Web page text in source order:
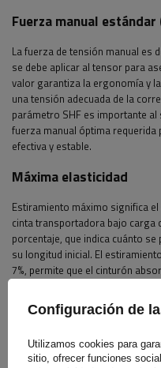
Fuerza manual estándar
La fuerza de tensión manual es
se debe aplicar al tensor para
valor garantiza la ergonomía y
una tensión adecuada de la
parámetro SHF es importante
fuerza manual óptima
efectiva y estable.
Máxima elasticidad
Estiramiento máximo significa
cinta transportadora bajo carga
porcentaje, que indica cuánto
su longitud inicial. El
7%, permite que el cinturón
carga contra daños.
Correas
Configuración de
Utilizamos cookies para
sitio, ofrecer funciones